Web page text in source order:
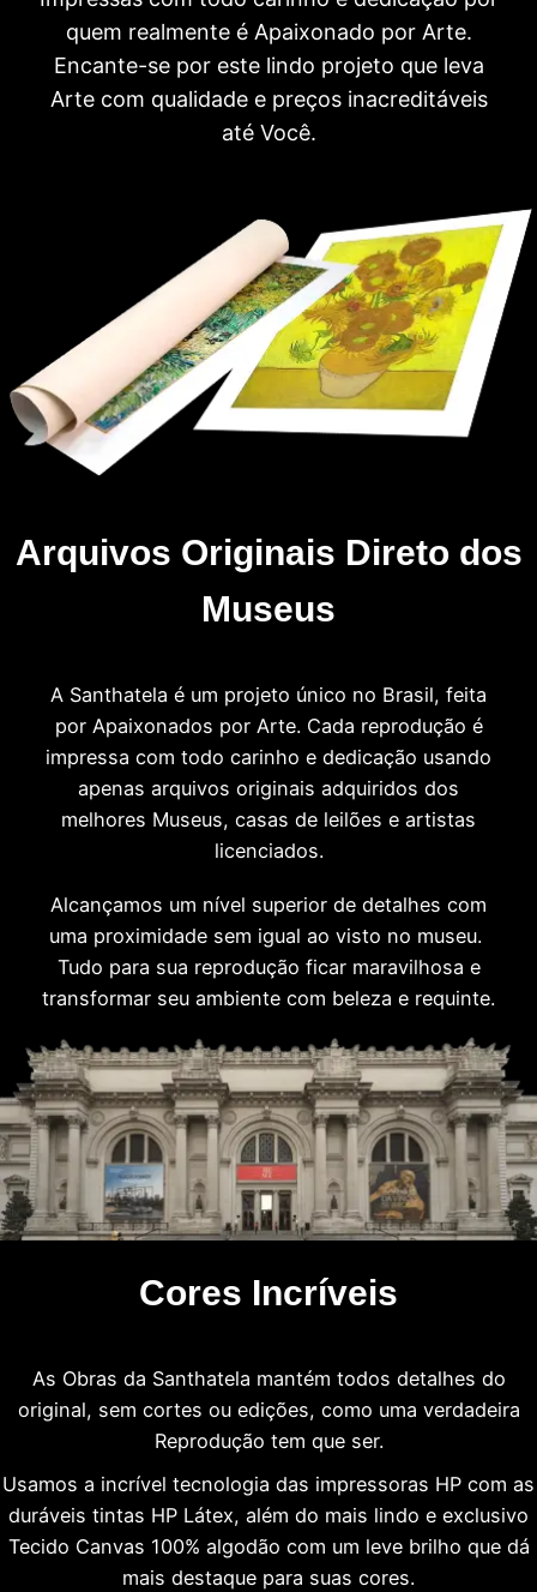
quem realmente é Apaixonado por Arte.
Encante-se por este lindo projeto que leva
Arte com qualidade e preços inacreditáveis
até Você.
Arquivos Originais Direto dos
Museus
A Santhatela é um projeto único no Brasil, feita
por Apaixonados por Arte. Cada reprodução é
impressa com todo carinho e dedicação usando
apenas arquivos originais adquiridos dos
melhores Museus, casas de leilões e artistas
licenciados.
Alcançamos um nível superior de detalhes com
uma proximidade sem igual ao visto no museu.
Tudo para sua reprodução ficar maravilhosa e
transformar seu ambiente com beleza e requinte.
Cores Incríveis
As Obras da Santhatela mantém todos detalhes do
original, sem cortes ou edições, como uma verdadeira
Reprodução tem que ser.
Usamos a incrível tecnologia das impressoras HP com as
duráveis tintas HP Látex, além do mais lindo e exclusivo
Tecido Canvas 100% algodão com um leve brilho que dá
mais destaque para suas cores.